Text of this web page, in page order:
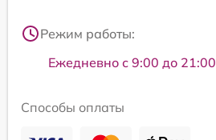
Режим работы:
Ежедневно с 9:00 до 21:00
Способы оплаты